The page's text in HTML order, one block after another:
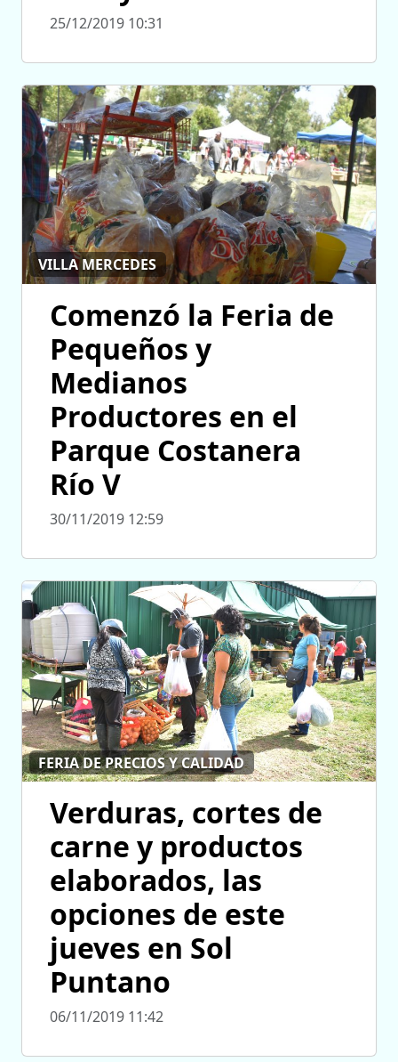
25/12/2019 10:31
VILLA MERCEDES
Comenzó la Feria de
Pequeños y
Medianos
Productores en el
Parque Costanera
Río V
30/11/2019 12:59
FERIA DE PRECIOS Y CALIDAD
Verduras, cortes de
carne y productos
elaborados, las
opciones de este
jueves en Sol
Puntano
06/11/2019 11:42